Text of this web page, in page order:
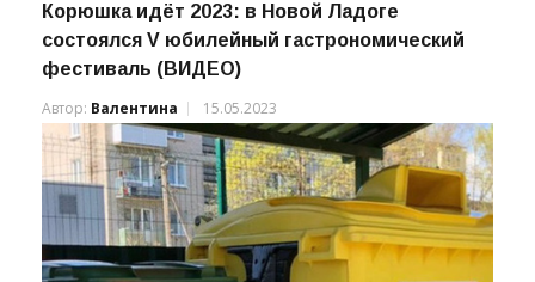
Корюшка идёт 2023: в Новой Ладоге
состоялся V юбилейный гастрономический
фестиваль (ВИДЕО)
Автор: Валентина 15.05.2023